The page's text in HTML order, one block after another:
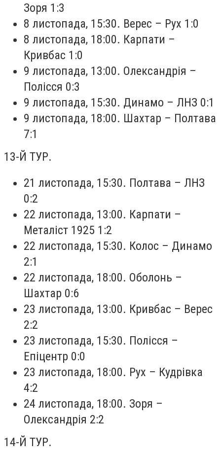
Зоря 1:3
8 листопада, 15:30. Верес – Рух 1:0
8 листопада, 18:00. Карпати –
Кривбас 1:0
9 листопада, 13:00. Олександрія –
Полісся 0:3
9 листопада, 15:30. Динамо – ЛНЗ 0:1
9 листопада, 18:00. Шахтар – Полтава
7:1
13-Й ТУР.
21 листопада, 15:30. Полтава – ЛНЗ
0:2
22 листопада, 13:00. Карпати –
Металіст 1925 1:2
22 листопада, 15:30. Колос – Динамо
2:1
22 листопада, 18:00. Оболонь –
Шахтар 0:6
23 листопада, 13:00. Кривбас – Верес
2:2
23 листопада, 15:30. Полісся –
Епіцентр 0:0
23 листопада, 18:00. Рух – Кудрівка
4:2
24 листопада, 18:00. Зоря –
Олександрія 2:2
14-Й ТУР.